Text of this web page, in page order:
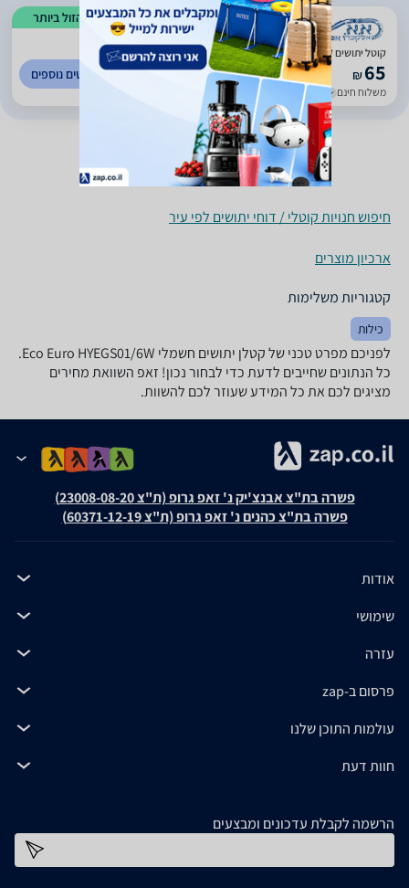
הזול ביותר
5
(
184
)
קוטל יתושים Eco Euro HYEGS01/6W
₪65
משלוח חינם עד 7 ימי עסקים
לפרטים נוספים
חיפוש חנויות קוטלי / דוחי יתושים לפי עיר
ארכיון מוצרים
קטגוריות משלימות
כילות
לפניכם מפרט טכני של ‏קטלן יתושים חשמלי Eco Euro HYEGS01/6W.
כל הנתונים שחייבים לדעת כדי לבחור נכון! זאפ השוואת מחירים
מציגים לכם את כל המידע שעוזר לכם להשוות.
פשרה בת"צ אבנצ'יק נ' זאפ גרופ (ת"צ 23008-08-20)
פשרה בת"צ כהנים נ' זאפ גרופ (ת"צ 60371-12-19)
אודות
שימושי
עזרה
פרסום ב-zap
עולמות התוכן שלנו
חוות דעת
הרשמה לקבלת עדכונים ומבצעים